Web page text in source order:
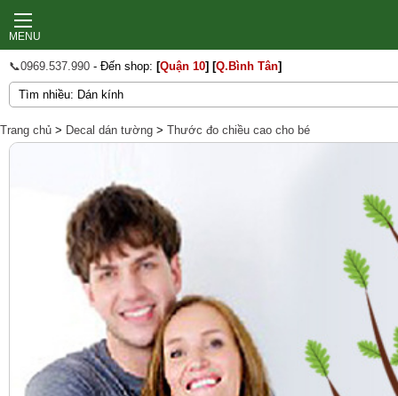
MENU
📞0969.537.990 - Đến shop: [Quận 10] [Q.Bình Tân]
Trang chủ > Decal dán tường > Thước đo chiều cao cho bé